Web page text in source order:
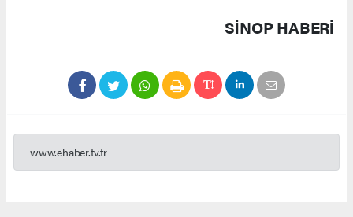
SINOP HABERİ
www.ehaber.tv.tr